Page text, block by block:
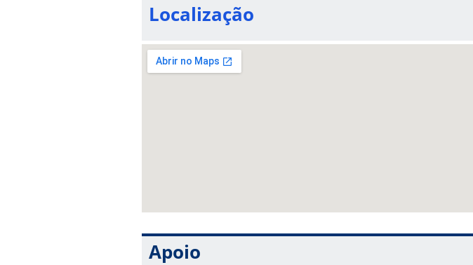
Localização
Apoio